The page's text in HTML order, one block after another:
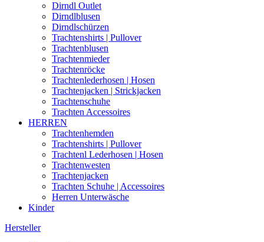
Dirndl Outlet
Dirndlblusen
Dirndlschürzen
Trachtenshirts | Pullover
Trachtenblusen
Trachtenmieder
Trachtenröcke
Trachtenlederhosen | Hosen
Trachtenjacken | Strickjacken
Trachtenschuhe
Trachten Accessoires
HERREN
Trachtenhemden
Trachtenshirts | Pullover
Trachtenl Lederhosen | Hosen
Trachtenwesten
Trachtenjacken
Trachten Schuhe | Accessoires
Herren Unterwäsche
Kinder
Hersteller